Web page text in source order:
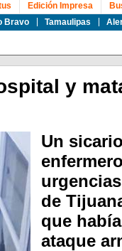
Bravo Tamaulipas
Edición Impresa
y
Un
de
que
ataque